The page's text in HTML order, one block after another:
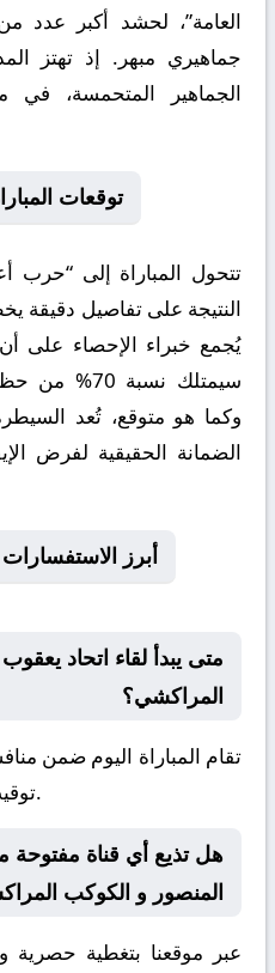
العامة”، لحشد أكبر
جماهيري مبهر. إذ تهتز
الجماهير المتحمسة،
🎯 توقعات
تتحول المباراة إلى “حرب
النتيجة على تفاصيل دقيقة
يُجمع خبراء الإحصاء على
سيمتلك نسبة
وكما هو متوقع، تُعد
الضمانة الحقيقية لفرض
🌟 أبرز
المراكشي؟
توقيت مثالي للمتابعة الجماهيرية.
المنصور و الكوكب